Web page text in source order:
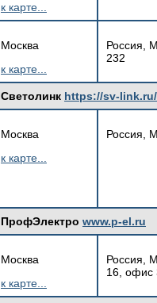
к карте...
Москва
к карте...
Россия,
232
Светолинк https://sv-link.ru/
Москва
к карте...
Россия,
ПрофЭлектро www.p-el.ru
Москва
к карте...
Россия,
16, офис